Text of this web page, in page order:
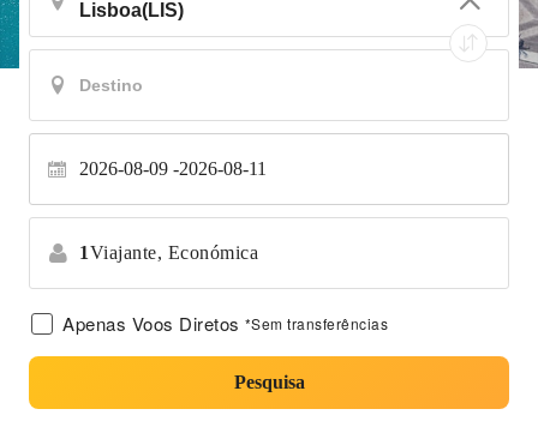
2026-08-09 2026-08-11
1Viajante, Económica
Apenas Voos Diretos *Sem transferências
Pesquisa